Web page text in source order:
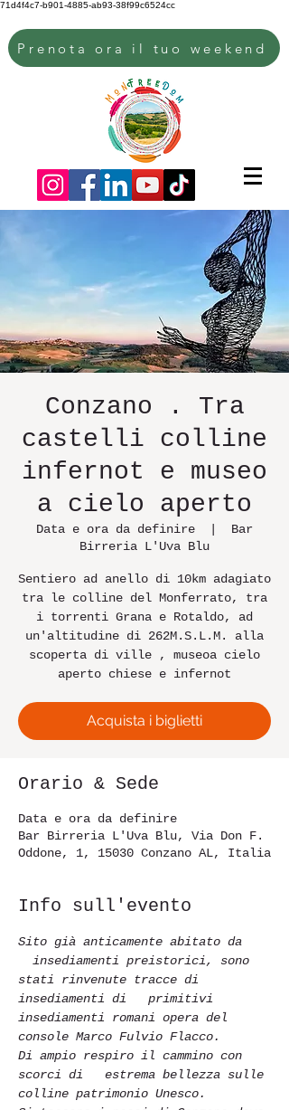
71d4f4c7-b901-4885-ab93-38f99c6524cc
Prenota ora il tuo weekend
Conzano . Tra
castelli colline
infernot e museo
a cielo aperto
Data e ora da definire
Bar
Birreria L'Uva Blu
Sentiero ad anello di 10km adagiato
tra le colline del Monferrato, tra
i torrenti Grana e Rotaldo, ad
un'altitudine di 262M.S.L.M. alla
scoperta di ville , museoa cielo
aperto chiese e infernot
Acquista i biglietti
Orario & Sede
Data e ora da definire
Bar Birreria L'Uva Blu, Via Don F.
Oddone, 1, 15030 Conzano AL, Italia
Info sull'evento
Sito già anticamente abitato da
insediamenti preistorici, sono
stati rinvenute tracce di
insediamenti di   primitivi
insediamenti romani opera del
console Marco Fulvio Flacco.
Di ampio respiro il cammino con
scorci di   estrema bellezza sulle
colline patrimonio Unesco.